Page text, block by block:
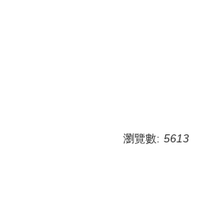
瀏覽數: 5613